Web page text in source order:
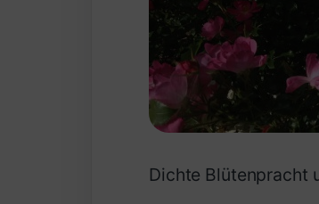
Dichte Blütenpracht